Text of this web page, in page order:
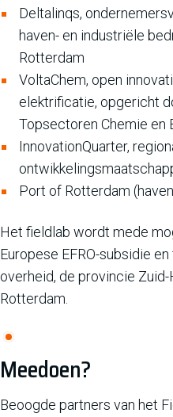
Deltalinqs,
haven- en industriële
Rotterdam
VoltaChem, open
elektrificatie, opgericht
Topsectoren Chemie en
InnovationQuarter,
Port of Rotterdam
Het fieldlab wordt mede
Europese EFRO-subsidie
overheid, de provincie
Rotterdam.
Meedoen?
Beoogde partners van het